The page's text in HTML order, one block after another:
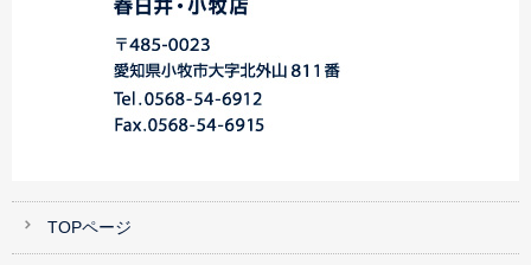
TOPページ